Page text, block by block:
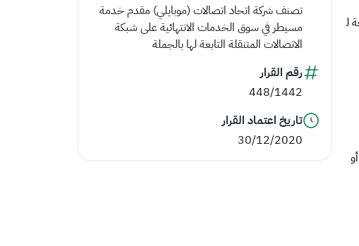
ل
تصنف شركة اتحاد اتصالات (موبايلي) مقدم خدمة
مسيطر في سوق الخدمات الانتهائية على شبكة
الاتصالات المتنقلة التابعة لها بالجملة
رقم القرار
448/1442
تاريخ اعتماد القرار
30/12/2020